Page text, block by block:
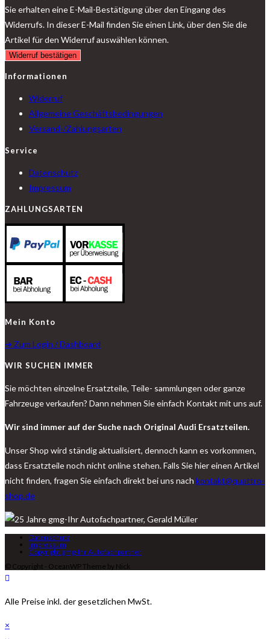
Sie erhalten eine E-Mail-Bestätigung über den Eingang des
Widerrufs. In dieser E-Mail finden Sie einen Link, über den Sie die
Artikel für den Widerruf auswählen können.
Widerruf bestätigen
Informationen
Widerruf
Allgemeine Geschäftsbedingungen
Versand-/Zahlungsarten
Service
Datenschutz
Impressum
ZAHLUNGSARTEN
Mein Konto
➔ Zum Login / Dashboard
WIR SUCHEN IMMER
Sie möchten einzelne Ersatzteile, Teile- sammlungen oder ganze
Fahrzeuge verkaufen? Dann nehmen Sie einfach Kontakt mit uns auf.
Wir sind immer auf der Suche nach Original Audi Ersatzteilen.
Unser Shop wird ständig aktualisiert, dennoch kann es vorkommen,
dass Ersatzteile noch nicht online stehen. Falls Sie hier einen Artikel
nicht finden, fragen Sie einfach direkt bei uns nach kontakt@quattro-
shop.de
Datenschutz
Impressum
Copyright gmg-Ihr Autofachpartner
© Copyright - OceanWP Theme by Nick
Alle Preise inkl. der gesetzlichen MwSt.
×